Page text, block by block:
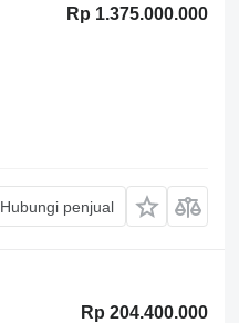
Rp 1.375.000.000
Hubungi penjual
Rp 204.400.000